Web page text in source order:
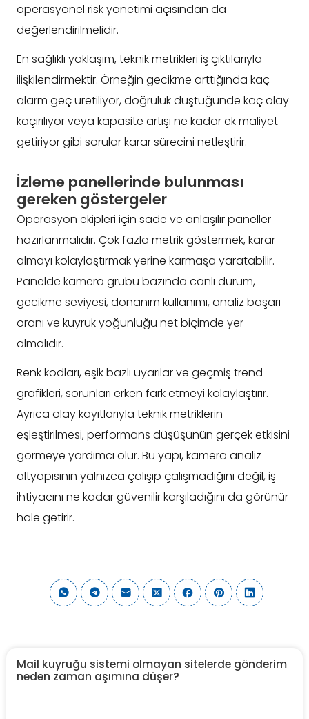
operasyonel risk yönetimi açısından da
değerlendirilmelidir.
En sağlıklı yaklaşım, teknik metrikleri iş çıktılarıyla
ilişkilendirmektir. Örneğin gecikme arttığında kaç
alarm geç üretiliyor, doğruluk düştüğünde kaç olay
kaçırılıyor veya kapasite artışı ne kadar ek maliyet
getiriyor gibi sorular karar sürecini netleştirir.
İzleme panellerinde bulunması
gereken göstergeler
Operasyon ekipleri için sade ve anlaşılır paneller
hazırlanmalıdır. Çok fazla metrik göstermek, karar
almayı kolaylaştırmak yerine karmaşa yaratabilir.
Panelde kamera grubu bazında canlı durum,
gecikme seviyesi, donanım kullanımı, analiz başarı
oranı ve kuyruk yoğunluğu net biçimde yer
almalıdır.
Renk kodları, eşik bazlı uyarılar ve geçmiş trend
grafikleri, sorunları erken fark etmeyi kolaylaştırır.
Ayrıca olay kayıtlarıyla teknik metriklerin
eşleştirilmesi, performans düşüşünün gerçek etkisini
görmeye yardımcı olur. Bu yapı, kamera analiz
altyapısının yalnızca çalışıp çalışmadığını değil, iş
ihtiyacını ne kadar güvenilir karşıladığını da görünür
hale getirir.
Mail kuyruğu sistemi olmayan sitelerde gönderim
neden zaman aşımına düşer?